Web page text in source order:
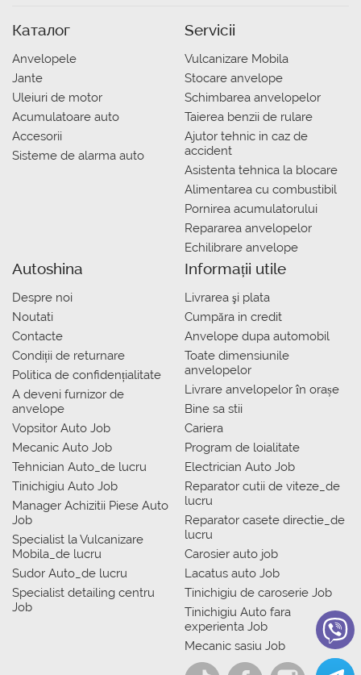
Каталог
Anvelopele
Jante
Uleiuri de motor
Acumulatoare auto
Accesorii
Sisteme de alarma auto
Servicii
Vulcanizare Mobila
Stocare anvelope
Schimbarea anvelopelor
Taierea benzii de rulare
Ajutor tehnic in caz de
accident
Asistenta tehnica la blocare
Alimentarea cu combustibil
Pornirea acumulatorului
Repararea anvelopelor
Echilibrare anvelope
Autoshina
Despre noi
Noutati
Contacte
Condiții de returnare
Politica de confidențialitate
A deveni furnizor de
anvelope
Vopsitor Auto Job
Mecanic Auto Job
Tehnician Auto_de lucru
Tinichigiu Auto Job
Manager Achizitii Piese Auto
Job
Specialist la Vulcanizare
Mobila_de lucru
Sudor Auto_de lucru
Specialist detailing centru
Job
Informații utile
Livrarea şi plata
Сumpăra in credit
Anvelope dupa automobil
Toate dimensiunile
anvelopelor
Livrare anvelopelor în orașe
Bine sa stii
Cariera
Program de loialitate
Electrician Auto Job
Reparator cutii de viteze_de
lucru
Reparator casete directie_de
lucru
Carosier auto job
Lacatus auto Job
Tinichigiu de caroserie Job
Tinichigiu Auto fara
experienta Job
Mecanic sasiu Job